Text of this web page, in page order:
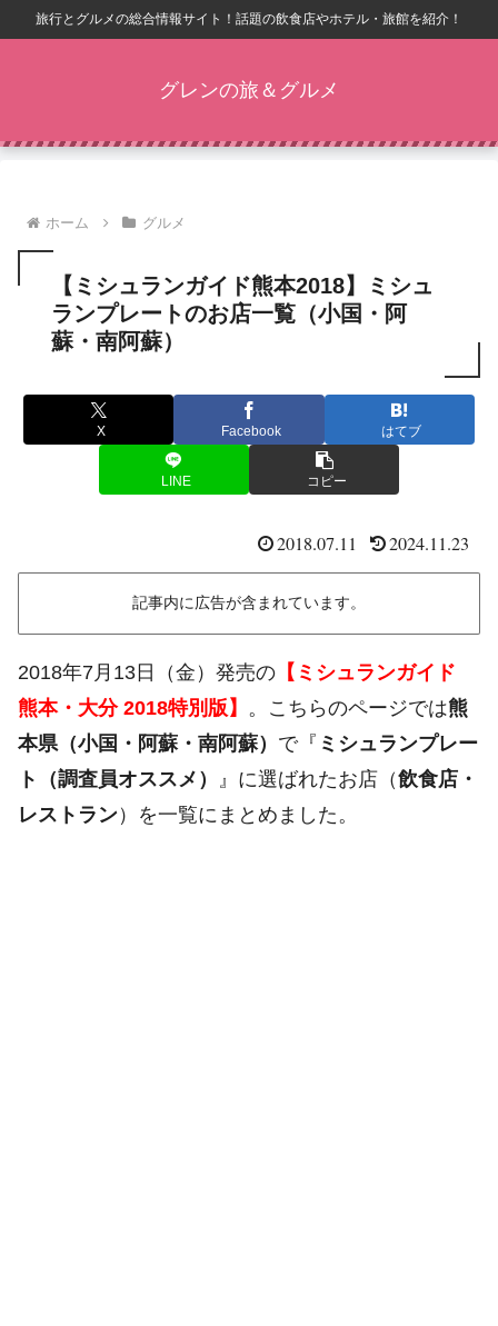
旅行とグルメの総合情報サイト！話題の飲食店やホテル・旅館を紹介！
グレンの旅＆グルメ
ホーム グルメ
【ミシュランガイド熊本2018】ミシュ
ランプレートのお店一覧（小国・阿
蘇・南阿蘇）
X Facebook はてブ
LINE コピー
2018.07.11 2024.11.23
記事内に広告が含まれています。
2018年7月13日（金）発売の 【ミシュランガイド
熊本・大分 2018特別版】 。こちらのページでは熊
本県（小国・阿蘇・南阿蘇） で『 ミシュランプレー
ト（調査員オススメ）
』に選ばれたお店（飲食店・
レストラン）を一覧にまとめました。